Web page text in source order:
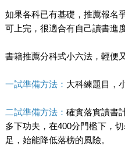
如果各科已有基礎，推薦報名
可上完，很適合有自己讀書進
書籍推薦分科式小六法，輕便
一試準備方法： 大科練題目，
二試準備方法： 確實落實讀書
多下功夫，在400分門檻下，
足，始能降低落榜的風險。